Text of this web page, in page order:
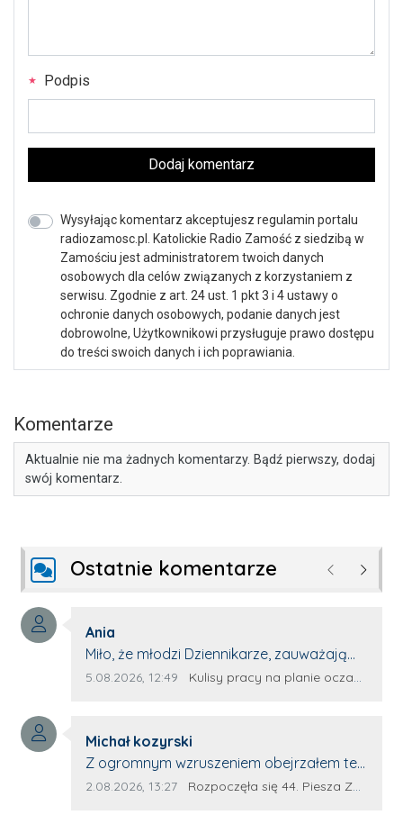
Podpis
Dodaj komentarz
Wysyłając komentarz akceptujesz regulamin portalu
radiozamosc.pl. Katolickie Radio Zamość z siedzibą w
Zamościu jest administratorem twoich danych
osobowych dla celów związanych z korzystaniem z
serwisu. Zgodnie z art. 24 ust. 1 pkt 3 i 4 ustawy o
ochronie danych osobowych, podanie danych jest
dobrowolne, Użytkownikowi przysługuje prawo dostępu
do treści swoich danych i ich poprawiania.
Komentarze
Aktualnie nie ma żadnych komentarzy. Bądź pierwszy, dodaj
swój komentarz.
Ostatnie komentarze Poprzednie
Autor komentarza:
Ania
Treść komentarza:
Miło, że młodzi Dziennikarze, zauważają
młode talenty, które dopiero wkraczają
z nim wywiad, który przeprowadzi Pan
Artur.
Data dodania komentarza:
5.08.2026, 12:49 Źródło komentarza:
Kulisy pracy na planie oczami młodego filmowca
Autor komentarza:
Michał kozyrski
Treść komentarza:
Z ogromnym wzruszeniem obejrzałem ten
materiał. ❤️ Jestem naprawdę dumny z
Data dodania komentarza:
2.08.2026, 13:27 Źródło komentarza:
Rozpoczęła się 44. Piesza Zamojsko-Lubaczowska Pielgrzymka na Jasną Górę!